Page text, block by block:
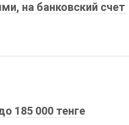
на банковский счет
185 000 тенге